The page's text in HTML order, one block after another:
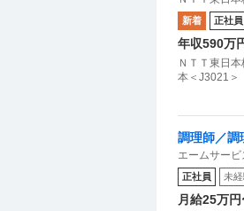
新着 正社員
年収590万
ＮＴＴ東日
本＜J3021＞
調理師／調
エームサー
正社員 未
月給25万